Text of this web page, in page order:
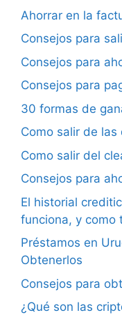
Ahorrar en la
Consejos para
Consejos para
Consejos para
30 formas de
Como salir de las
Como salir del
Consejos para
El historial
funciona, y como
Préstamos en
Obtenerlos
Consejos para
¿Qué son las